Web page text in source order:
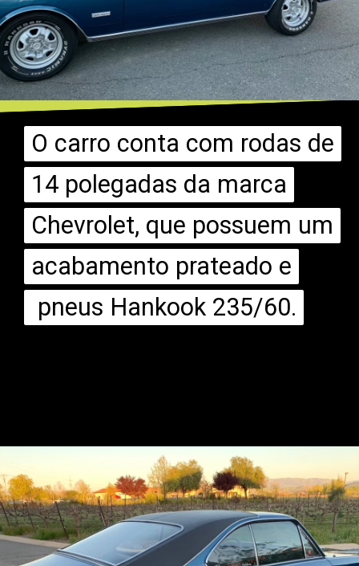
O carro conta com rodas de
14 polegadas da marca
Chevrolet, que possuem um
acabamento prateado e
pneus Hankook 235/60.
O carro conta com rodas de
14 polegadas da marca
Chevrolet, que possuem um
acabamento prateado e
pneus Hankook 235/60.